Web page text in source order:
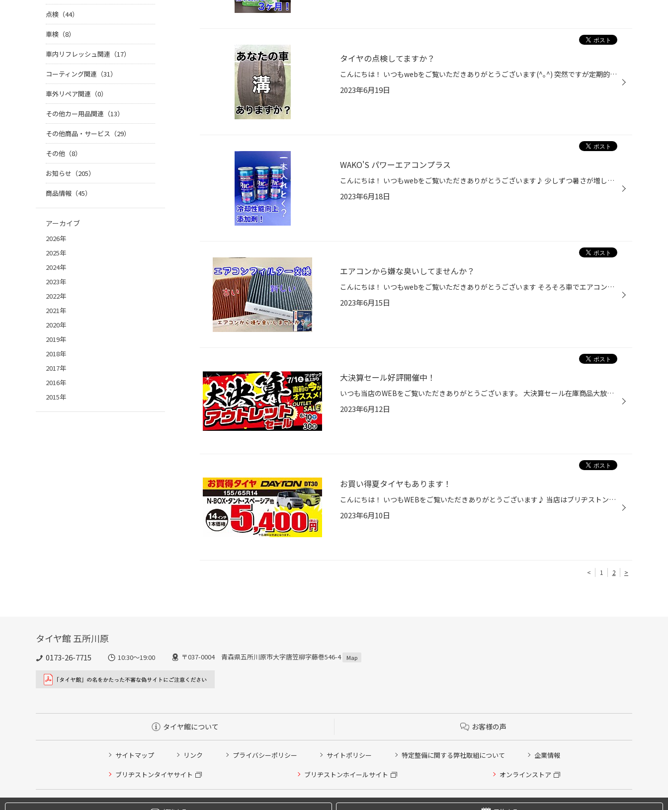
タイヤの点検してますか？
こんにちは！ いつもwebをご覧いただきありがとうございます(^｡^) 突然ですが定期的にお車の点検してますか？ 今年は色々なところにお出かけする方が多いと思います お出かけした時に限ってパンクやバーストが！｡ﾟ(ﾟ´Д｀ﾟ)ﾟ｡ タイヤ溝が少なかったりヒビが入ってたりするとバーストする危険性があり...
2023年6月19日
WAKO'S パワーエアコンプラス
こんにちは！ いつもwebをご覧いただきありがとうございます♪ 少しずつ暑さが増してきてます！ 車のエアコンの冷却性能を向上させる商品を紹介します！ こちらはWAKO'S パワーエアコンプラスという商品です 効果 エアコン使用時の燃費向上 エアコンの静粛性向上 冷却能力の向上 本日はムーヴに入れ...
2023年6月18日
エアコンから嫌な臭いしてませんか？
こんにちは！ いつもwebをご覧いただきありがとうございます そろそろ車でエアコンを使うようになってきていると思います エアコンのつけ始め 送風口から嫌な臭いしてませんか？ もしかすると！ エアコンフィルターにゴミやほこり等が溜まっているかもしれません！ エアコンフィルターとは、空気中...
2023年6月15日
大決算セール好評開催中！
いつも当店のWEBをご覧いただきありがとうございます。 大決算セール在庫商品大放出！！！ タイヤホイールはもちろんカー用品もお買い得！ インチアップ・ローダウンをご検討中の方やドラレコをご検討中の方も 決算価格でお買い得プライスとなっております！ この機会をお見逃しなくお気軽にご来店...
2023年6月12日
お買い得夏タイヤもあります！
こんにちは！ いつもWEBをご覧いただきありがとうございます♪ 当店はブリヂストンタイヤの専門店ですが、お買い得タイヤも 取り扱っております！ その名も「デイトンDT30」！ ブリヂストンタイヤ専門店限定のオリジナルタイヤです！ 上記以外にも他サイズもあり、価格もリーズナブルとなっておりま...
2023年6月10日
< 1 2 >
点検（44）
車検（8）
車内リフレッシュ関連（17）
コーティング関連（31）
車外リペア関連（0）
その他カー用品関連（13）
その他商品・サービス（29）
その他（8）
お知らせ（205）
商品情報（45）
アーカイブ
2026年
2025年
2024年
2023年
2022年
2021年
2020年
2019年
2018年
2017年
2016年
2015年
タイヤ館 五所川原
0173-26-7715 10:30～19:00 〒037-0004 青森県五所川原市大字唐笠柳字藤巻546-4 Map
タイヤ館について お客様の声
サイトマップ リンク プライバシーポリシー サイトポリシー 特定整備に関する弊社取組について 企業情報
ブリヂストンタイヤサイト ブリヂストンホイールサイト オンラインストア
タイヤ点検・安全点検/タイヤ履き替え/オイル交換/その他ピット作業の予約
クローク契約会員専用タイヤ履き替え※タイヤ履き替えを希望のクローク契約会員の方はこちらを選択ください
本日のタイヤ履き替え順番待ち予約 ※クローク契約会員の方はご利用いただけません